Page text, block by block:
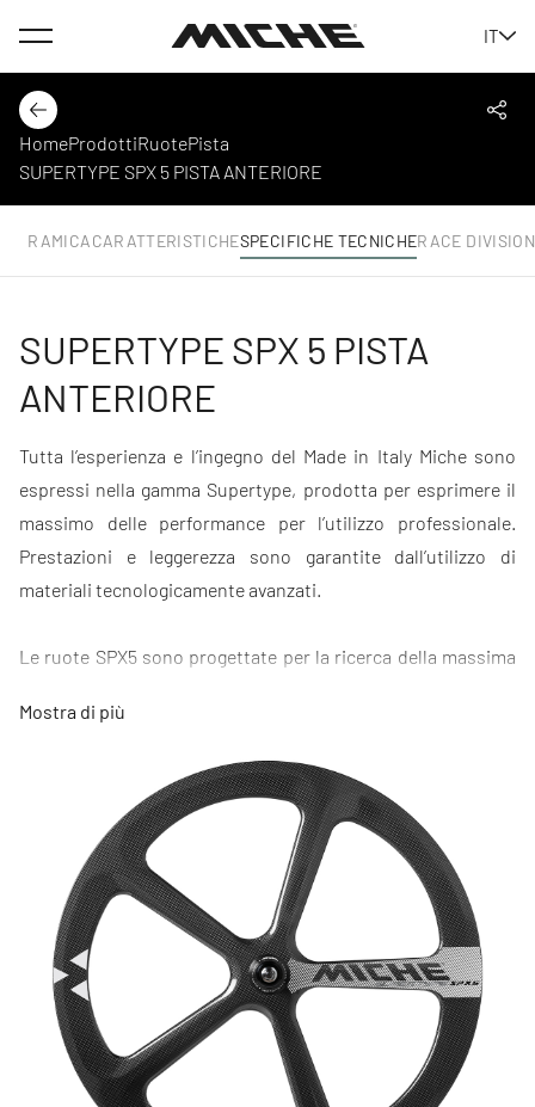
Menu
IT
Indietro
HomeProdottiRuotePista
SUPERTYPE SPX 5 PISTA ANTERIORE
CARATTERISTICHESPECIFICHE TECNICHERACE DIVISION
SUPERTYPE SPX 5 PISTA
ANTERIORE
Tutta l’esperienza e l’ingegno del Made in Italy Miche sono
espressi nella gamma Supertype, prodotta per esprimere il
massimo delle performance per l’utilizzo professionale.
Prestazioni e leggerezza sono garantite dall’utilizzo di
materiali tecnologicamente avanzati.
Le ruote SPX5 sono progettate per la ricerca della massima
prestazioni contro il tempo da record.
La laminazione della fibra di carbonio in 3K unita all’uso di
resine HTG ed al metodo di produzione monoscocca
permettono di ottenere una serie ruote particolarmente
rigide, performanti e facili da guidare, con prestazioni di
frenata ad altissimo livello.
I mozzi SPX5 sono ottenuti AL 7075 T6, lavorati a CNC e sono
disponibili sia per la versione rim brake a bloccaggio
standard, sia nella versione DX disc brake solo per ruota
anteriore per perno passante TX12. I perni in AL 7075 T6 a
Mostra di più